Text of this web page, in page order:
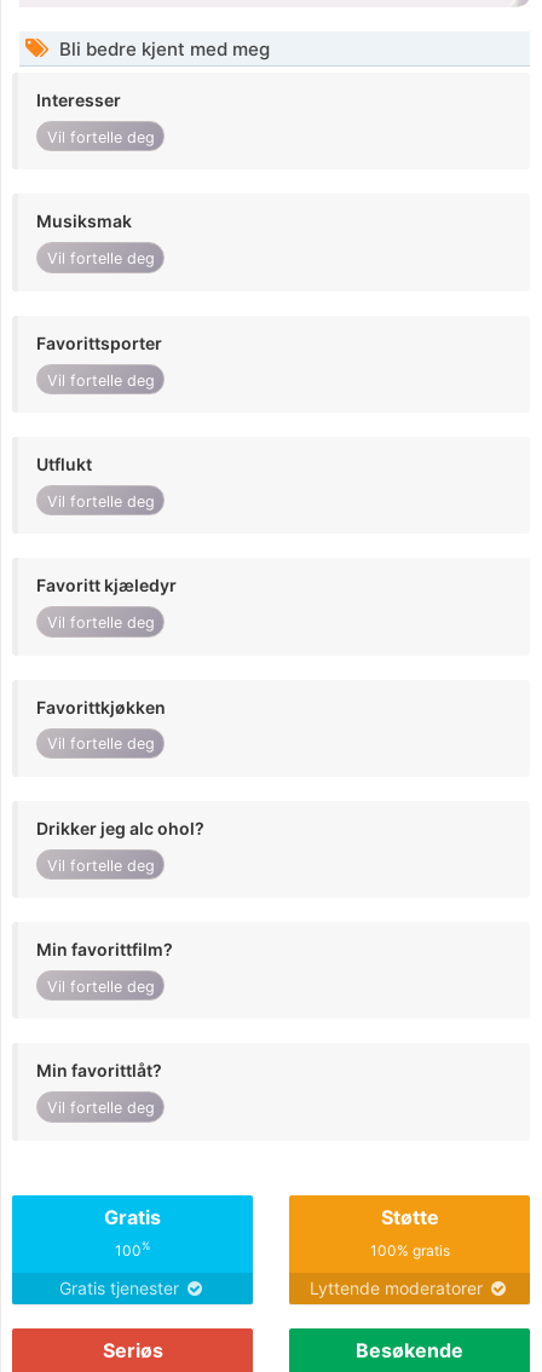
Bli bedre kjent med meg
Interesser
Vil fortelle deg
Musiksmak
Vil fortelle deg
Favorittsporter
Vil fortelle deg
Utflukt
Vil fortelle deg
Favoritt kjæledyr
Vil fortelle deg
Favorittkjøkken
Vil fortelle deg
Drikker jeg alc ohol?
Vil fortelle deg
Min favorittfilm?
Vil fortelle deg
Min favorittlåt?
Vil fortelle deg
Gratis
100%
Gratis tjenester
Støtte
100% gratis
Lyttende moderatorer
Seriøs Besøkende